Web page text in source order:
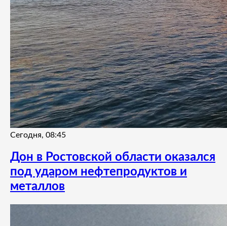
Сегодня, 08:45
Дон в Ростовской области оказался
под ударом нефтепродуктов и
металлов